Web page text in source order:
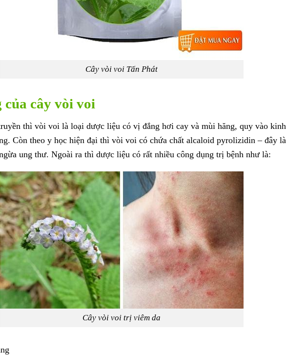
Cây vòi voi Tấn Phát
của cây vòi voi
thì vòi voi là loại dược liệu có vị đắng hơi cay và mùi hăng, quy vào kinh
Còn theo y học hiện đại thì vòi voi có chứa chất alcaloid pyrolizidin – đây là
ung thư. Ngoài ra thì dược liệu có rất nhiều công dụng trị bệnh như là:
Cây vòi voi trị viêm da